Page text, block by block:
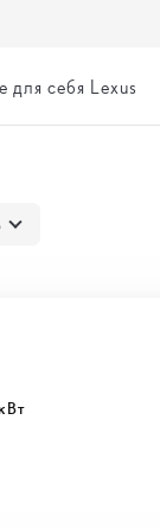
для себя Lexus